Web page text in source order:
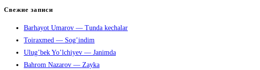
чтобы
панель
поиска.
Свежие записи
Barhayot Umarov — Tunda kechalar
Toiraxmed — Sog’indim
Ulug’bek Yo’lchiyev — Janimda
Bahrom Nazarov — Zayka